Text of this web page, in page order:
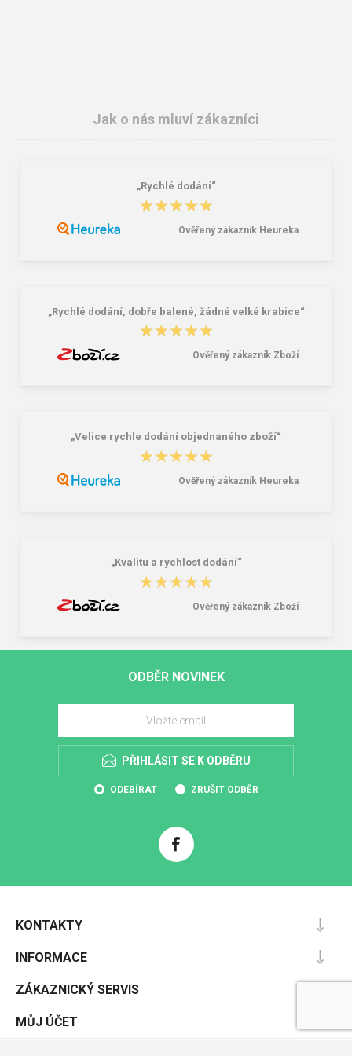
CXS TOM Pánská košile zeleno-
229,00 Kč 450,00 Kč 532,00 Kč
Jak o nás mluví zákazníci
„Rychlé dodání“
★★★★★
★★★★★
Ověřený zákazník Heureka
„Rychlé dodání, dobře balené, žádné velké krabice“
★★★★★
★★★★★
Ověřený zákazník Zboží
„Velice rychle dodání objednaného zboží“
★★★★★
★★★★★
Ověřený zákazník Heureka
„Kvalitu a rychlost dodání“
★★★★★
★★★★★
Ověřený zákazník Zboží
ODBĚR NOVINEK
PŘIHLÁSIT SE K ODBĚRU
ODEBÍRAT ZRUŠIT ODBĚR
KONTAKTY
INFORMACE
ZÁKAZNICKÝ SERVIS
MŮJ ÚČET